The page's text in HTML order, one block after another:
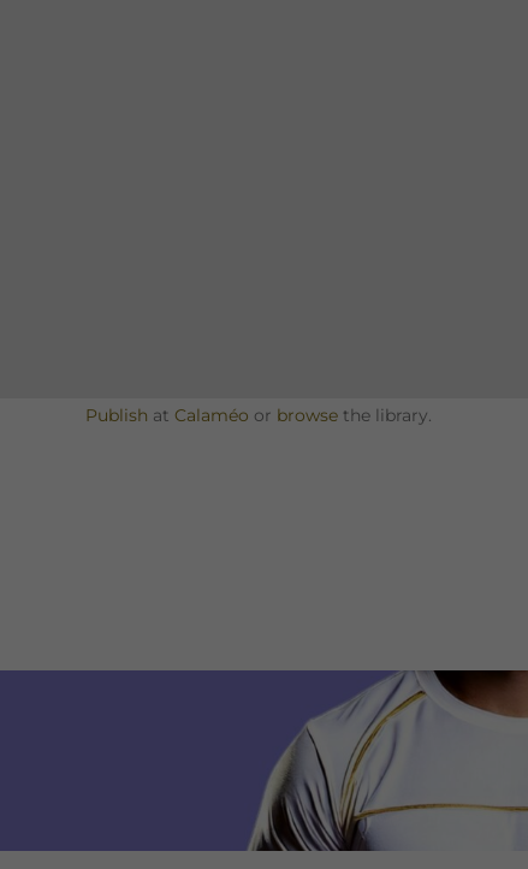
Publish at Calaméo or browse the library.